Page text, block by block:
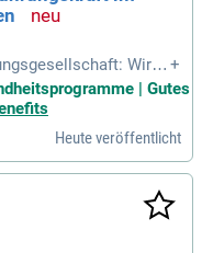
Wir si
für den die
+
| Gutes
Heute veröffentlicht